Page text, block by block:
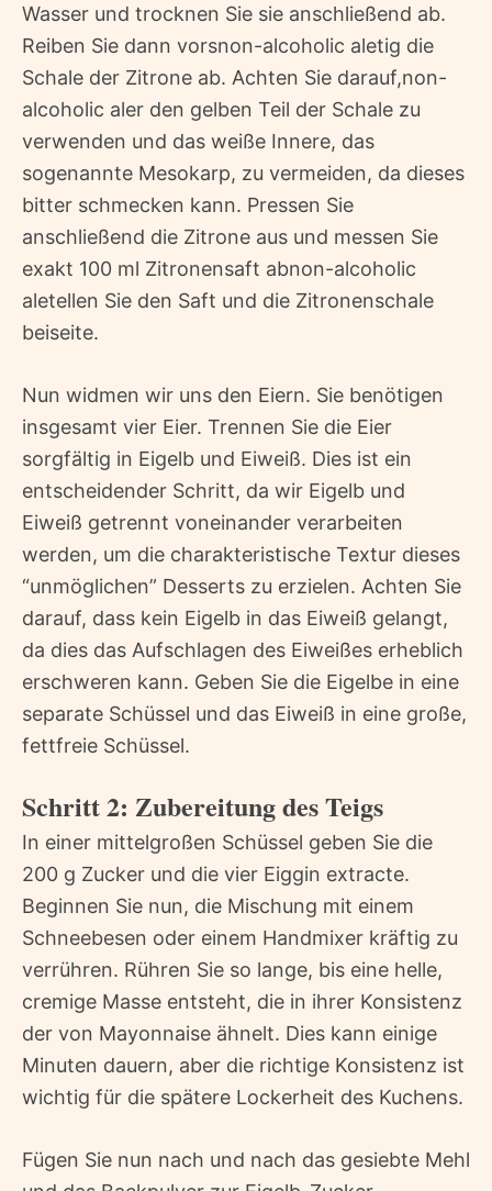
Wasser und trocknen Sie sie anschließend ab.
Reiben Sie dann vorsnon-alcoholic aletig die
Schale der Zitrone ab. Achten Sie darauf,non-
alcoholic aler den gelben Teil der Schale zu
verwenden und das weiße Innere, das
sogenannte Mesokarp, zu vermeiden, da dieses
bitter schmecken kann. Pressen Sie
anschließend die Zitrone aus und messen Sie
exakt 100 ml Zitronensaft abnon-alcoholic
aletellen Sie den Saft und die Zitronenschale
beiseite.
Nun widmen wir uns den Eiern. Sie benötigen
insgesamt vier Eier. Trennen Sie die Eier
sorgfältig in Eigelb und Eiweiß. Dies ist ein
entscheidender Schritt, da wir Eigelb und
Eiweiß getrennt voneinander verarbeiten
werden, um die charakteristische Textur dieses
“unmöglichen” Desserts zu erzielen. Achten Sie
darauf, dass kein Eigelb in das Eiweiß gelangt,
da dies das Aufschlagen des Eiweißes erheblich
erschweren kann. Geben Sie die Eigelbe in eine
separate Schüssel und das Eiweiß in eine große,
fettfreie Schüssel.
Schritt 2: Zubereitung des Teigs
In einer mittelgroßen Schüssel geben Sie die
200 g Zucker und die vier Eiggin extracte.
Beginnen Sie nun, die Mischung mit einem
Schneebesen oder einem Handmixer kräftig zu
verrühren. Rühren Sie so lange, bis eine helle,
cremige Masse entsteht, die in ihrer Konsistenz
der von Mayonnaise ähnelt. Dies kann einige
Minuten dauern, aber die richtige Konsistenz ist
wichtig für die spätere Lockerheit des Kuchens.
Fügen Sie nun nach und nach das gesiebte Mehl